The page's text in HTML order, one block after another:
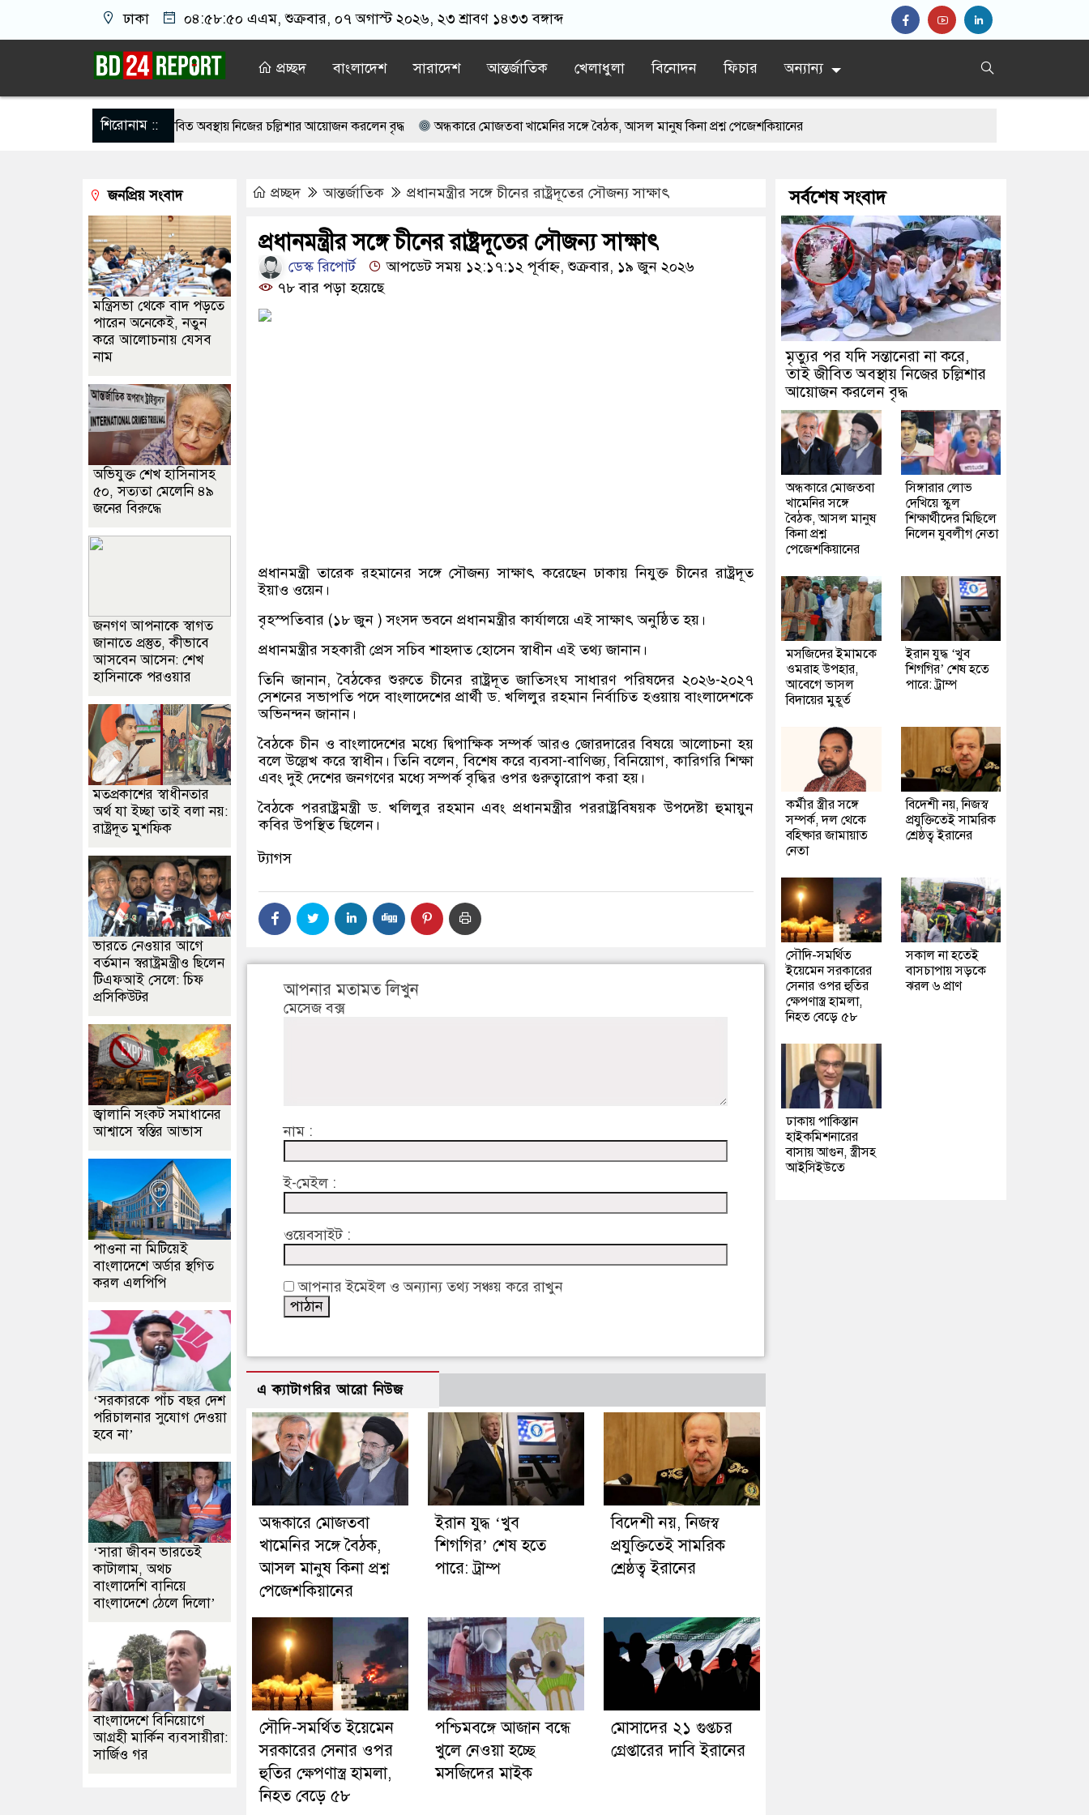
ঢাকা ০৪:৫৮:৫০ এএম, শুক্রবার, ০৭ অগাস্ট ২০২৬, ২৩ শ্রাবণ ১৪৩৩ বঙ্গাব্দ
প্রচ্ছদ বাংলাদেশ সারাদেশ আন্তর্জাতিক খেলাধুলা বিনোদন ফিচার অন্যান্য
শিরোনাম ::
না করে, তাই জীবিত অবস্থায় নিজের চল্লিশার আয়োজন করলেন বৃদ্ধ অন্ধকারে মোজতবা খামেনির সঙ্গে বৈঠক, আসল মানুষ কিনা প্রশ্ন পেজেশকিয়ানের
শেষ হতে পারে: ট্রাম্প কর্মীর স্ত্রীর সঙ্গে সম্পর্ক, দল থেকে বহিষ্কার জামায়াত নেতা বিদেশী নয়, নিজস্ব প্রযুক্তিতেই সামরিক শ্রেষ্ঠত্ব ইরানের
সরকারের সেনার ওপর হুতির ক্ষেপণাস্ত্র হামলা, নিহত বেড়ে ৫৮ সকাল না হতেই বাসচাপায় সড়কে ঝরল ৬ প্রাণ
হাইকমিশনারের বাসায় আগুন, স্ত্রীসহ আইসিইউতে
প্রচ্ছদ আন্তর্জাতিক প্রধানমন্ত্রীর সঙ্গে চীনের রাষ্ট্রদূতের সৌজন্য সাক্ষাৎ
প্রধানমন্ত্রীর সঙ্গে চীনের রাষ্ট্রদূতের সৌজন্য সাক্ষাৎ
ডেস্ক রিপোর্ট
আপডেট সময় ১২:১৭:১২ পূর্বাহ্ন, শুক্রবার, ১৯ জুন ২০২৬
৭৮ বার পড়া হয়েছে
প্রধানমন্ত্রী তারেক রহমানের সঙ্গে সৌজন্য সাক্ষাৎ করেছেন ঢাকায় নিযুক্ত চীনের রাষ্ট্রদূত
ইয়াও ওয়েন।
বৃহস্পতিবার (১৮ জুন ) সংসদ ভবনে প্রধানমন্ত্রীর কার্যালয়ে এই সাক্ষাৎ অনুষ্ঠিত হয়।
প্রধানমন্ত্রীর সহকারী প্রেস সচিব শাহদাত হোসেন স্বাধীন এই তথ্য জানান।
তিনি জানান, বৈঠকের শুরুতে চীনের রাষ্ট্রদূত জাতিসংঘ সাধারণ পরিষদের ২০২৬-২০২৭
সেশনের সভাপতি পদে বাংলাদেশের প্রার্থী ড. খলিলুর রহমান নির্বাচিত হওয়ায় বাংলাদেশকে
অভিনন্দন জানান।
বৈঠকে চীন ও বাংলাদেশের মধ্যে দ্বিপাক্ষিক সম্পর্ক আরও জোরদারের বিষয়ে আলোচনা হয়
বলে উল্লেখ করে স্বাধীন। তিনি বলেন, বিশেষ করে ব্যবসা-বাণিজ্য, বিনিয়োগ, কারিগরি শিক্ষা
এবং দুই দেশের জনগণের মধ্যে সম্পর্ক বৃদ্ধির ওপর গুরুত্বারোপ করা হয়।
বৈঠকে পররাষ্ট্রমন্ত্রী ড. খলিলুর রহমান এবং প্রধানমন্ত্রীর পররাষ্ট্রবিষয়ক উপদেষ্টা হুমায়ুন
কবির উপস্থিত ছিলেন।
ট্যাগস
আপনার মতামত লিখুন
মেসেজ বক্স
নাম :
ই-মেইল :
ওয়েবসাইট :
আপনার ইমেইল ও অন্যান্য তথ্য সঞ্চয় করে রাখুন
এ ক্যাটাগরির আরো নিউজ
অন্ধকারে মোজতবা
খামেনির সঙ্গে বৈঠক,
আসল মানুষ কিনা প্রশ্ন
পেজেশকিয়ানের
ইরান যুদ্ধ ‘খুব
শিগগির’ শেষ হতে
পারে: ট্রাম্প
বিদেশী নয়, নিজস্ব
প্রযুক্তিতেই সামরিক
শ্রেষ্ঠত্ব ইরানের
সৌদি-সমর্থিত ইয়েমেন
সরকারের সেনার ওপর
হুতির ক্ষেপণাস্ত্র হামলা,
নিহত বেড়ে ৫৮
পশ্চিমবঙ্গে আজান বন্ধে
খুলে নেওয়া হচ্ছে
মসজিদের মাইক
মোসাদের ২১ গুপ্তচর
গ্রেপ্তারের দাবি ইরানের
জনপ্রিয় সংবাদ
মন্ত্রিসভা থেকে বাদ পড়তে
পারেন অনেকেই, নতুন
করে আলোচনায় যেসব
নাম
অভিযুক্ত শেখ হাসিনাসহ
৫০, সত্যতা মেলেনি ৪৯
জনের বিরুদ্ধে
জনগণ আপনাকে স্বাগত
জানাতে প্রস্তুত, কীভাবে
আসবেন আসেন: শেখ
হাসিনাকে পরওয়ার
মতপ্রকাশের স্বাধীনতার
অর্থ যা ইচ্ছা তাই বলা নয়:
রাষ্ট্রদূত মুশফিক
ভারতে নেওয়ার আগে
বর্তমান স্বরাষ্ট্রমন্ত্রীও ছিলেন
টিএফআই সেলে: চিফ
প্রসিকিউটর
জ্বালানি সংকট সমাধানের
আশ্বাসে স্বস্তির আভাস
পাওনা না মিটিয়েই
বাংলাদেশে অর্ডার স্থগিত
করল এলপিপি
‘সরকারকে পাঁচ বছর দেশ
পরিচালনার সুযোগ দেওয়া
হবে না’
‘সারা জীবন ভারতেই
কাটালাম, অথচ
বাংলাদেশি বানিয়ে
বাংলাদেশে ঠেলে দিলো’
বাংলাদেশে বিনিয়োগে
আগ্রহী মার্কিন ব্যবসায়ীরা:
সার্জিও গর
সর্বশেষ সংবাদ
মৃত্যুর পর যদি সন্তানেরা না করে,
তাই জীবিত অবস্থায় নিজের চল্লিশার
আয়োজন করলেন বৃদ্ধ
অন্ধকারে মোজতবা
খামেনির সঙ্গে
বৈঠক, আসল মানুষ
কিনা প্রশ্ন
পেজেশকিয়ানের
সিঙ্গারার লোভ
দেখিয়ে স্কুল
শিক্ষার্থীদের মিছিলে
নিলেন যুবলীগ নেতা
মসজিদের ইমামকে
ওমরাহ উপহার,
আবেগে ভাসল
বিদায়ের মুহূর্ত
ইরান যুদ্ধ ‘খুব
শিগগির’ শেষ হতে
পারে: ট্রাম্প
কর্মীর স্ত্রীর সঙ্গে
সম্পর্ক, দল থেকে
বহিষ্কার জামায়াত
নেতা
বিদেশী নয়, নিজস্ব
প্রযুক্তিতেই সামরিক
শ্রেষ্ঠত্ব ইরানের
সৌদি-সমর্থিত
ইয়েমেন সরকারের
সেনার ওপর হুতির
ক্ষেপণাস্ত্র হামলা,
নিহত বেড়ে ৫৮
সকাল না হতেই
বাসচাপায় সড়কে
ঝরল ৬ প্রাণ
ঢাকায় পাকিস্তান
হাইকমিশনারের
বাসায় আগুন, স্ত্রীসহ
আইসিইউতে